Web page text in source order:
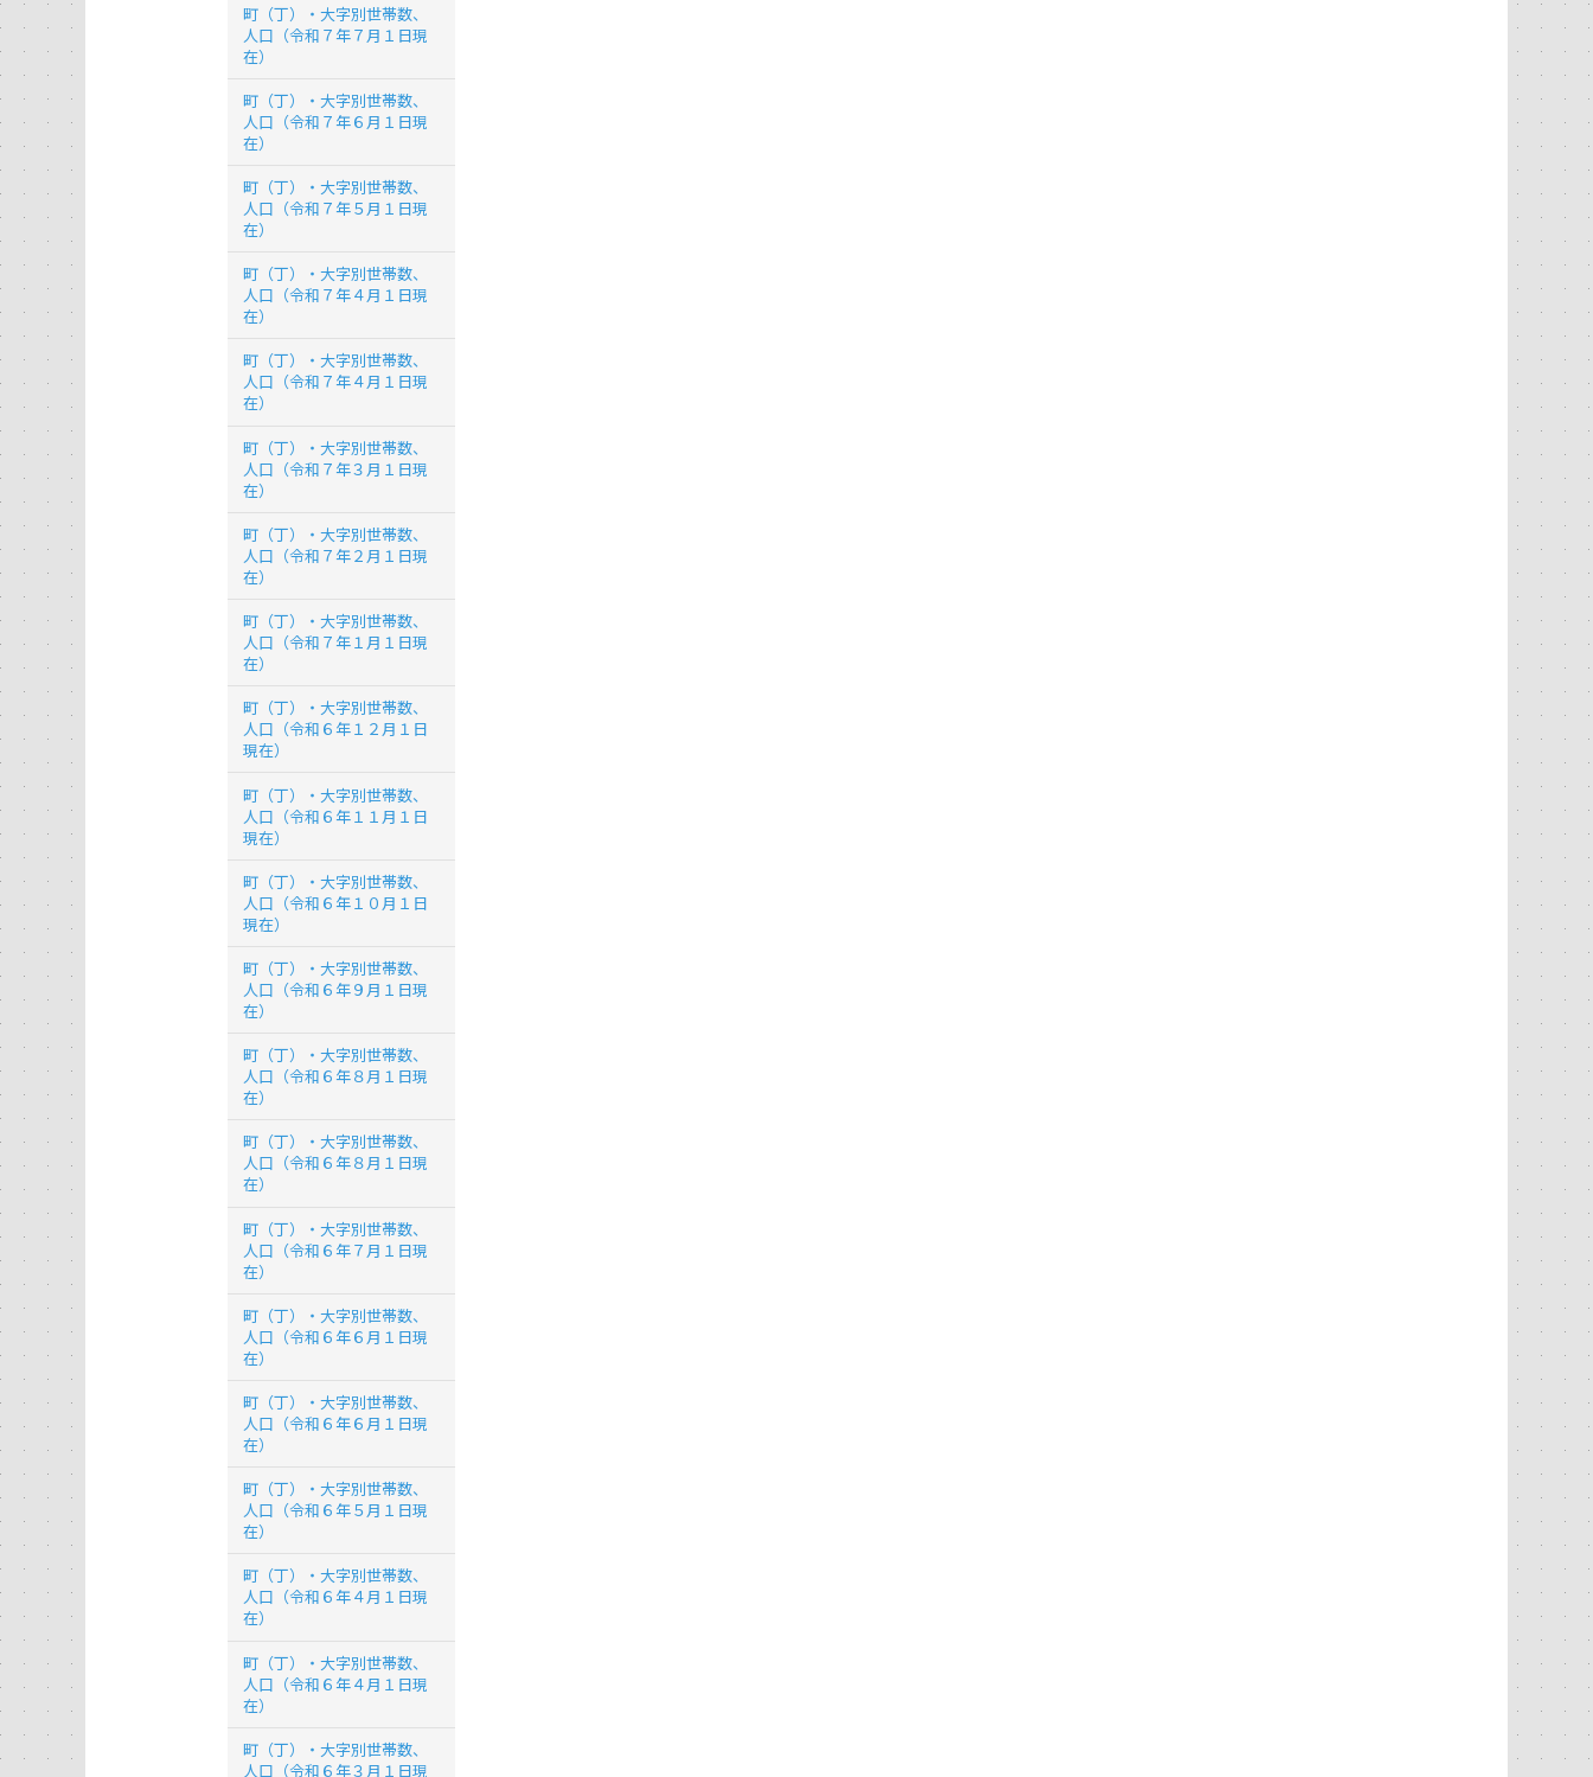
町（丁）・大字別世帯数、
人口（令和７年７月１日現
在）
町（丁）・大字別世帯数、
人口（令和７年６月１日現
在）
町（丁）・大字別世帯数、
人口（令和７年５月１日現
在）
町（丁）・大字別世帯数、
人口（令和７年４月１日現
在）
町（丁）・大字別世帯数、
人口（令和７年４月１日現
在）
町（丁）・大字別世帯数、
人口（令和７年３月１日現
在）
町（丁）・大字別世帯数、
人口（令和７年２月１日現
在）
町（丁）・大字別世帯数、
人口（令和７年１月１日現
在）
町（丁）・大字別世帯数、
人口（令和６年１２月１日
現在）
町（丁）・大字別世帯数、
人口（令和６年１１月１日
現在）
町（丁）・大字別世帯数、
人口（令和６年１０月１日
現在）
町（丁）・大字別世帯数、
人口（令和６年９月１日現
在）
町（丁）・大字別世帯数、
人口（令和６年８月１日現
在）
町（丁）・大字別世帯数、
人口（令和６年８月１日現
在）
町（丁）・大字別世帯数、
人口（令和６年７月１日現
在）
町（丁）・大字別世帯数、
人口（令和６年６月１日現
在）
町（丁）・大字別世帯数、
人口（令和６年６月１日現
在）
町（丁）・大字別世帯数、
人口（令和６年５月１日現
在）
町（丁）・大字別世帯数、
人口（令和６年４月１日現
在）
町（丁）・大字別世帯数、
人口（令和６年４月１日現
在）
町（丁）・大字別世帯数、
人口（令和６年３月１日現